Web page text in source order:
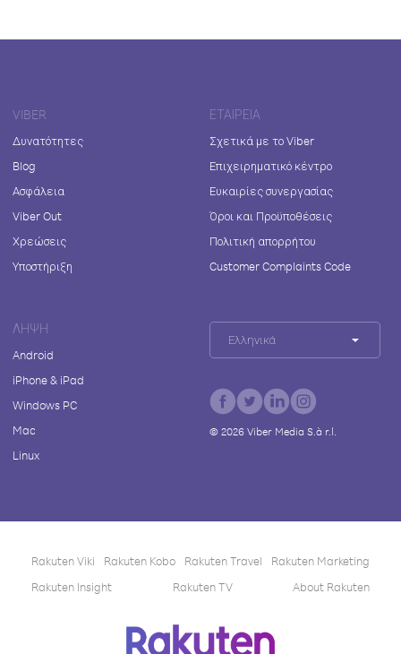
VIBER
Δυνατότητες
Blog
Ασφάλεια
Viber Out
Χρεώσεις
Υποστήριξη
ΕΤΑΙΡΕΊΑ
Σχετικά με το Viber
Επιχειρηματικό κέντρο
Ευκαιρίες συνεργασίας
Όροι και Προϋποθέσεις
Πολιτική απορρήτου
Customer Complaints Code
ΛΉΨΗ
Android
iPhone & iPad
Windows PC
Mac
Linux
Ελληνικά
© 2026Viber Media S.à r.l.
Rakuten Viki Rakuten Kobo Rakuten Travel
Rakuten Marketing
Rakuten Insight
Rakuten TV About Rakuten